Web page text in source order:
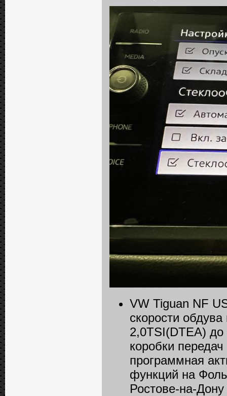
VW Tiguan NF
скорости
2,0TSI(DTEA)
коробки передач
программная
функций на
Ростове-на-Дону